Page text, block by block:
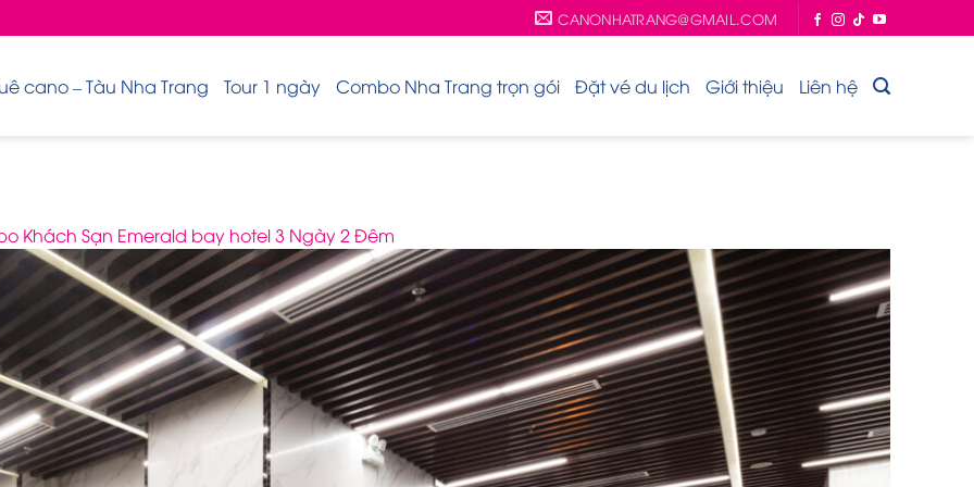
CANONHATRANG@GMAIL.COM
cano – Tàu Nha Trang Tour 1 ngày Combo Nha Trang trọn gói Đặt vé du lịch Giới thiệu Liên hệ
Khách Sạn Emerald bay hotel 3 Ngày 2 Đêm